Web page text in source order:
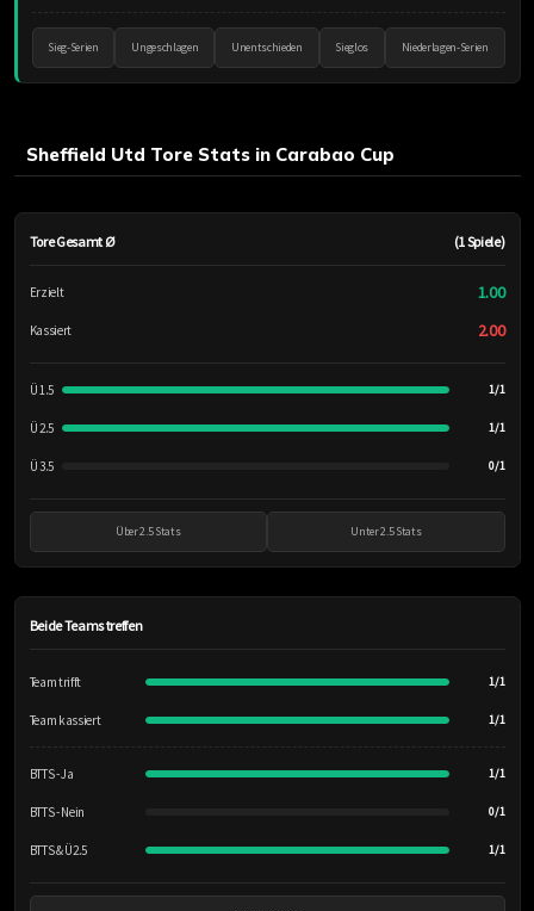
Sieg-Serien Ungeschlagen Unentschieden Sieglos Niederlagen-Serien
Sheffield Utd Tore Stats in Carabao Cup
Tore Gesamt Ø (1 Spiele)
Erzielt 1.00
Kassiert 2.00
Ü 1.5 1/1
Ü 2.5 1/1
Ü 3.5 0/1
Über 2.5 Stats Unter 2.5 Stats
Beide Teams treffen
Team trifft 1/1
Team kassiert 1/1
BTTS - Ja 1/1
BTTS - Nein 0/1
BTTS & Ü2.5 1/1